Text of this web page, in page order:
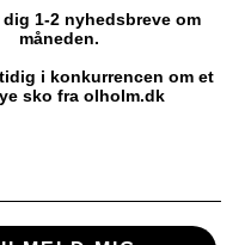
66
1-2 nyhedsbreve om
måneden.
i konkurrencen om et
sko fra olholm.dk